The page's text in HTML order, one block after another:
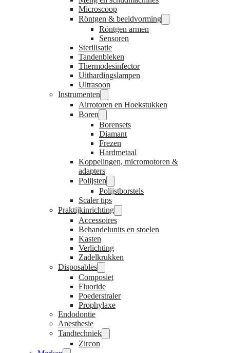
Microscoop
Röntgen & beeldvorming
Röntgen armen
Sensoren
Sterilisatie
Tandenbleken
Thermodesinfector
Uithardingslampen
Ultrasoon
Instrumenten
Airrotoren en Hoekstukken
Boren
Borensets
Diamant
Frezen
Hardmetaal
Koppelingen, micromotoren &
adapters
Polijsten
Polijstborstels
Scaler tips
Praktijkinrichting
Accessoires
Behandelunits en stoelen
Kasten
Verlichting
Zadelkrukken
Disposables
Composiet
Fluoride
Poederstraler
Prophylaxe
Endodontie
Anesthesie
Tandtechniek
Zircon